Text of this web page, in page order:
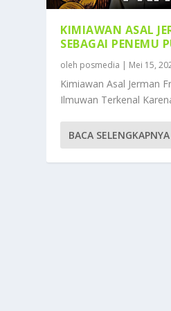
KIMIAWAN ASAL
SEBAGAI PENEMU
oleh posmedia | Mei 15,
Kimiawan Asal Jerman
Ilmuwan Terkenal
BACA SELENGKAPNYA